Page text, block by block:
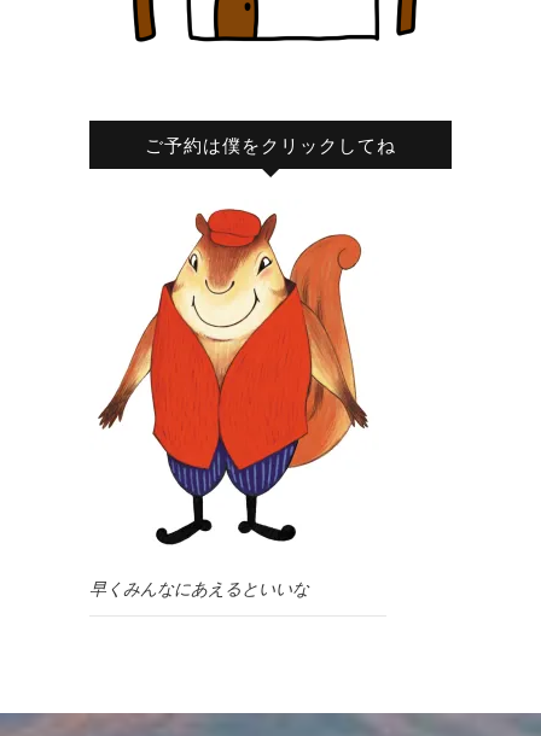
ご予約は僕をクリックしてね
早くみんなにあえるといいな